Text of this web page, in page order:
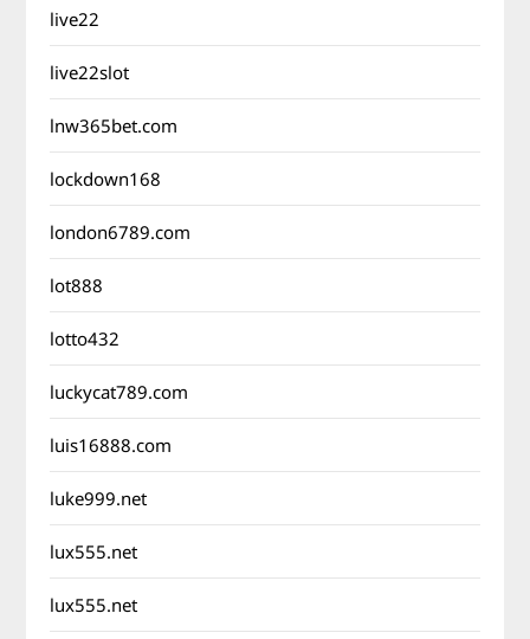
live22
live22slot
lnw365bet.com
lockdown168
london6789.com
lot888
lotto432
luckycat789.com
luis16888.com
luke999.net
lux555.net
lux555.net